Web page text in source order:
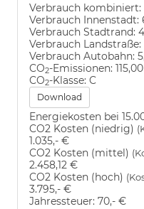
Verbrauch kombiniert:
Verbrauch Innenstadt:
Verbrauch Stadtrand:
Verbrauch Landstraße:
Verbrauch Autobahn:
CO2-Emissionen:
CO2-Klasse: C
Download
Energiekosten bei
CO2 Kosten (niedrig)
1.035,- €
CO2 Kosten (mittel)
2.458,12 €
CO2 Kosten (hoch)
3.795,- €
Jahressteuer: 70,- €